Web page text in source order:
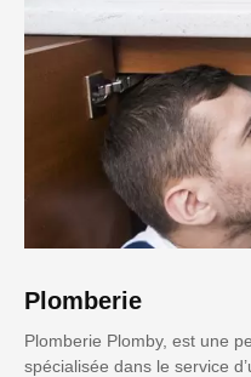
Plomberie
Plomberie Plomby, est une
spécialisée dans le service